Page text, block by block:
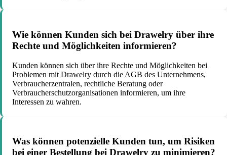
Wie können Kunden sich bei Drawelry über ihre
Rechte und Möglichkeiten informieren?
Kunden können sich über ihre Rechte und Möglichkeiten bei
Problemen mit Drawelry durch die AGB des Unternehmens,
Verbraucherzentralen, rechtliche Beratung oder
Verbraucherschutzorganisationen informieren, um ihre
Interessen zu wahren.
Was können potenzielle Kunden tun, um Risiken
bei einer Bestellung bei Drawelry zu minimieren?